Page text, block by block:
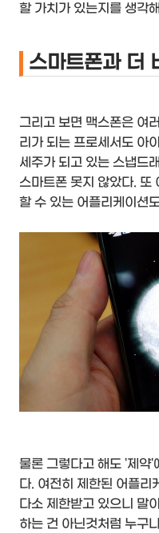
할 가치가 있는지를 생각
스마트폰과 더
그리고 보면 맥스폰은 여
리가 되는 프로세서도 아
세주가 되고 있는 스냅드
스마트폰 못지 않았다. 또
할 수 있는 어플리케이션
물론 그렇다고 해도 '제약
다. 여전히 제한된 어플리
다소 제한받고 있으니 말
하는 건 아닌것처럼 누구